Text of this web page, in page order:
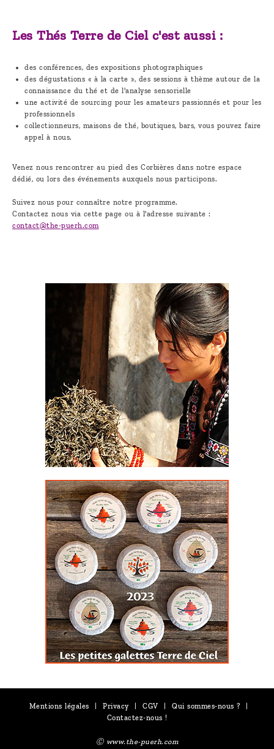
Les Thés Terre de Ciel c'est aussi :
des conférences, des expositions photographiques
des dégustations « à la carte », des sessions à thème autour de la
connaissance du thé et de l'analyse sensorielle
une activité de sourcing pour les amateurs passionnés et pour les
professionnels
collectionneurs, maisons de thé, boutiques, bars, vous pouvez faire
appel à nous.
Venez nous rencontrer au pied des Corbières dans notre espace
dédié, ou lors des événements auxquels nous participons.
Suivez nous pour connaître notre programme.
Contactez nous via cette page ou à l'adresse suivante :
contact@the-puerh.com
Mentions légales | Privacy | CGV | Qui sommes-nous ?
|
Contactez-nous !
Ⓒ www.the-puerh.com